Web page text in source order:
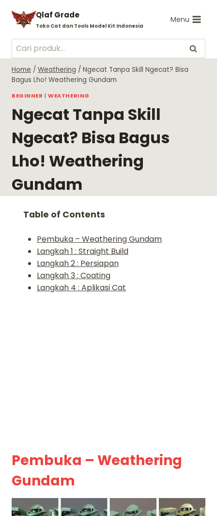
content
Qlaf Grade
Toko Cat dan Tools Model Kit Indonesia
Menu
Pencarian
untuk:
Cari
Home / Weathering / Ngecat Tanpa Skill Ngecat? Bisa
Bagus Lho! Weathering Gundam
BEGINNER |WEATHERING
Ngecat Tanpa Skill
Ngecat? Bisa Bagus
Lho! Weathering
Gundam
Table of Contents
Pembuka – Weathering Gundam
Langkah 1 : Straight Build
Langkah 2 : Persiapan
Langkah 3 : Coating
Langkah 4 : Aplikasi Cat
Pembuka – Weathering
Gundam